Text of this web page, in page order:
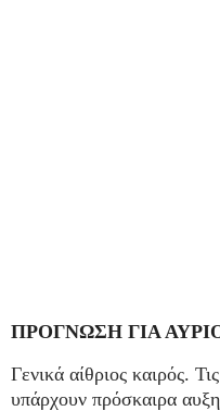
ΠΡΟΓΝΩΣΗ ΓΙΑ
Γενικά αίθριος καιρός.
υπάρχουν πρόσκαιρα